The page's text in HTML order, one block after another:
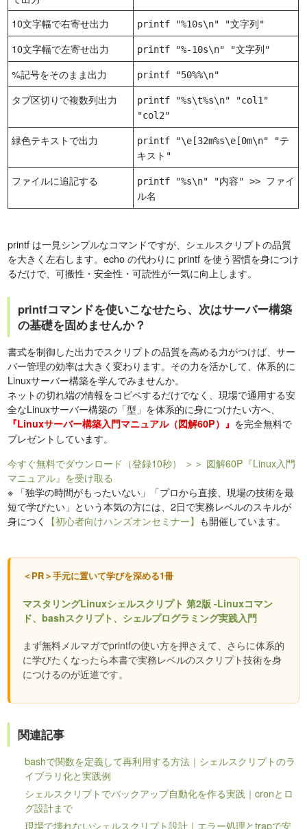
10文字幅で右寄せ出力 printf "%10s\n" "文字列"
10文字幅で左寄せ出力 printf "%-10s\n" "文字列"
%記号をそのまま出力 printf "50%%\n"
タブ区切りで複数列出力
printf "%s\t%s\n" "col1"
"col2"
緑色テキストで出力
printf "\e[32m%s\e[0m\n" "テ
キスト"
ファイルに追記する
printf "%s\n" "内容" >> ファイ
ル名
printf は一見シンプルなコマンドですが、シェルスクリプトの品質
を大きく左右します。echo の代わりに printf を使う習慣を身につけ
るだけで、可搬性・安全性・可読性が一気に向上します。
printfコマンドを使いこなせたら、次はサーバー構築
の基礎を固めませんか？
書式を制御した出力でスクリプトの品質を高める力がつけば、サー
バー管理の効率は大きく変わります。その力を活かして、体系的に
Linuxサーバー構築を学んでみませんか。
ネットの切れ端の情報をコピペするだけでなく、現場で通用する安
全なLinuxサーバー構築の「型」を体系的に身につけたい方へ、
『Linuxサーバー構築入門マニュアル（図解60P）』 を完全無料で
プレゼントしています。
今すぐ無料でダウンロード（登録10秒）
＞＞ 図解60P『Linux入門
マニュアル』を受け取る
※ 「独学の時間がもったいない」「プロから直接、現場の技術を最
短で学びたい」という本気の方には、2日で実務レベルのスキルが
身につく
【初心者向けハンズオンセミナー】 も開催しています。
＜PR＞手元に置いて学びを深める1冊
マスタリングLinuxシェルスクリプト 第2版 -Linuxコマン
ド、bashスクリプト、シェルプログラミング実践入門
まず無料メルマガでprintfの使い方を押さえて、さらに体系的
に学びたくなったら本書で実務レベルのスクリプト技術を身
につけるのが近道です。
関連記事
bashで関数を定義して再利用する方法｜シェルスクリプトのラ
イブラリ化と実践例
シェルスクリプトでバックアップ自動化を作る実践｜cronとロ
グ設計まで
現場で壊れないシェルスクリプト設計｜エラー処理とtrapで安